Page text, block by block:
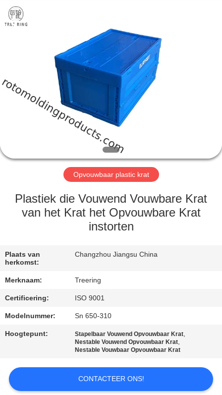
PRODUCTEN
VIDEOS
ONGEVEER
ONS
FABRIEKSREIS
KWALITEITSCONTROLE
CONTACTEER
VERZOEK
OM EEN
CITAAT
SITEMAP
Plastics
CO.,
Opvouwbaar plastic krat
Plastiek die Vouwend Vouwbare Krat
van het Krat het Opvouwbare Krat
instorten
Plaats van
herkomst:
Changzhou Jiangsu China
Merknaam: Treering
Certificering: ISO 9001
Modelnummer: Sn 650-310
Hoogtepunt: Stapelbaar Vouwend Opvouwbaar Krat,
Nestable Vouwend Opvouwbaar Krat,
Nestable Vouwbaar Opvouwbaar Krat
CONTACTEER ONS!